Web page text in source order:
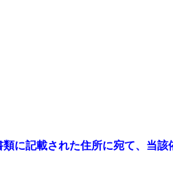
に記載された住所に宛て、当